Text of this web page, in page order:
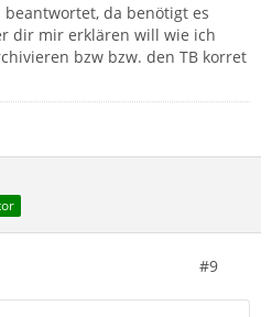
da benötigt es
dir mir erklären will wie ich
bzw bzw. den TB korret
#9